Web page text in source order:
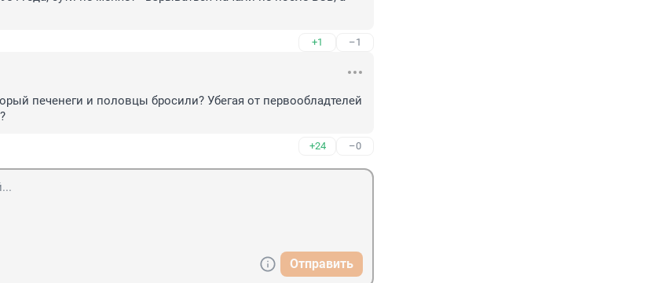
+1 –1
печенеги и половцы бросили? Убегая от первообладтелей
+24 –0
Отправить